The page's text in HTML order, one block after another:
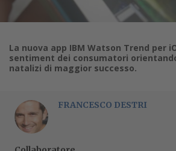
La nuova app IBM Watson Trend per
sentiment dei consumatori
natalizi di maggior successo.
FRANCESCO DESTRI